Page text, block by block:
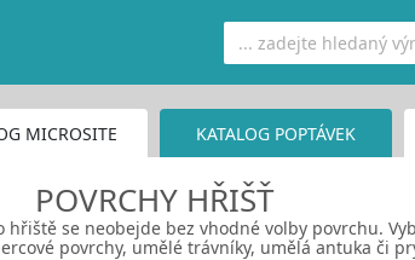
MICROSITE KATALOG POPTÁVEK
POVRCHY HŘIŠŤ
se neobejde bez vhodné volby povrchu.
povrchy, umělé trávníky, umělá antuka či